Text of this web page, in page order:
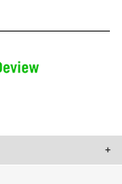
たコンテンツや広告の